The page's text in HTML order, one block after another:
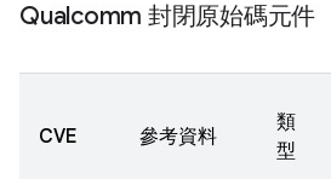
Qualcomm 封閉原始碼元件
CVE 參考資料
類
型